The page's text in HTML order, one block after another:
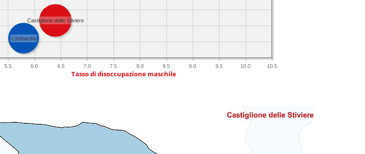
5.5 6.0 6.5 7.0 7.5 8.0 8.5 9.0 9.5 10.0 10.5
Castiglione delle Stiviere
Lombardia
Tasso di disoccupazione maschile